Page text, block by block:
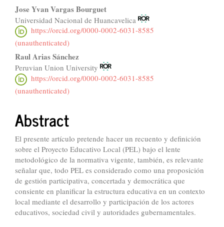
Main
Article
Content
Jose Yvan Vargas Bourguet
Universidad Nacional de Huancavelica
https://orcid.org/0000-0002-6031-8585
(unauthenticated)
Raul Arias Sánchez
Peruvian Union University
https://orcid.org/0000-0002-6031-8585
(unauthenticated)
Abstract
El presente artículo pretende hacer un recuento y definición
sobre el Proyecto Educativo Local (PEL) bajo el lente
metodológico de la normativa vigente, también, es relevante
señalar que, todo PEL es considerado como una proposición
de gestión participativa, concertada y democrática que
consiente en planificar la estructura educativa en un contexto
local mediante el desarrollo y participación de los actores
educativos, sociedad civil y autoridades gubernamentales.